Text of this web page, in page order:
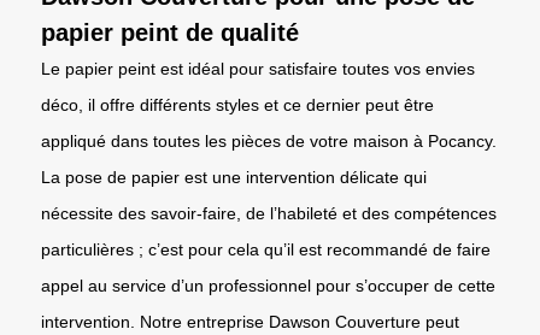
papier peint de qualité
Le papier peint est idéal pour satisfaire toutes vos envies
déco, il offre différents styles et ce dernier peut être
appliqué dans toutes les pièces de votre maison à Pocancy.
La pose de papier est une intervention délicate qui
nécessite des savoir-faire, de l’habileté et des compétences
particulières ; c’est pour cela qu’il est recommandé de faire
appel au service d’un professionnel pour s’occuper de cette
intervention. Notre entreprise Dawson Couverture peut